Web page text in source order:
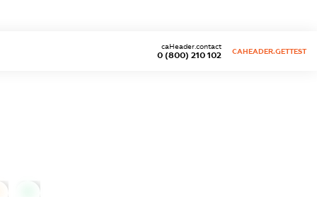
0 (800) 210 102
caHeader.contact
CAHEADER.GETTEST